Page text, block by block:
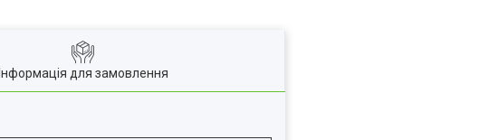
Інформація для замовлення